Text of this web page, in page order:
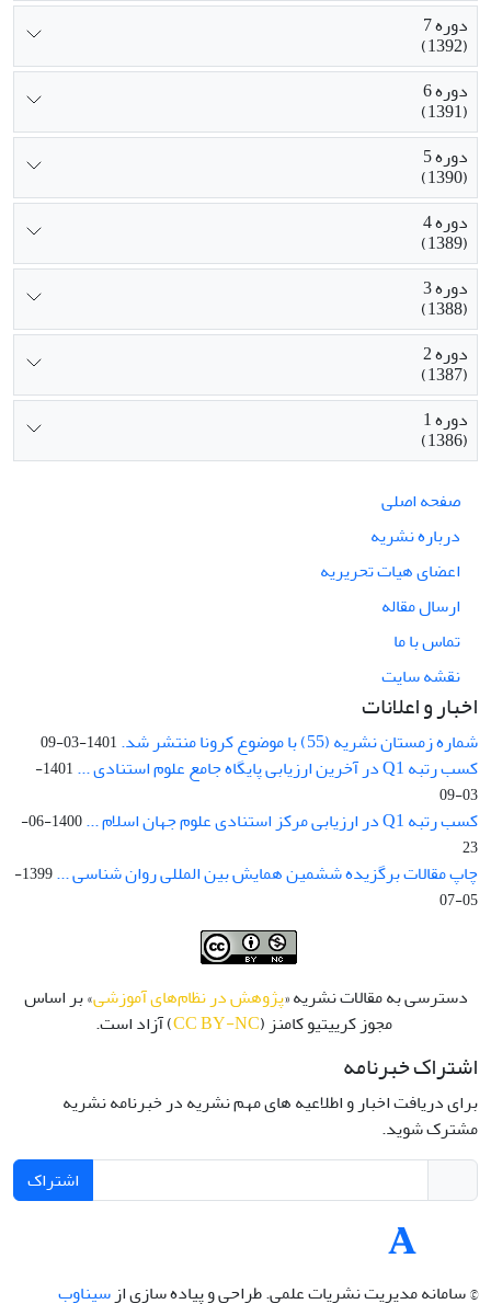
دوره 7
(1392)
دوره 6
(1391)
دوره 5
(1390)
دوره 4
(1389)
دوره 3
(1388)
دوره 2
(1387)
دوره 1
(1386)
صفحه اصلی
درباره نشریه
اعضای هیات تحریریه
ارسال مقاله
تماس با ما
نقشه سایت
اخبار و اعلانات
شماره زمستان نشریه (55) با موضوع کرونا منتشر شد. 1401-03-09
کسب رتبه Q1 در آخرین ارزیابی پایگاه جامع علوم استنادی ...
1401-
03-09
کسب رتبه Q1 در ارزیابی مرکز استنادی علوم جهان اسلام ...
1400-06-
23
چاپ مقالات برگزیده ششمین همایش بین المللی روان شناسی ...
1399-
05-07
دسترسی به مقالات نشریه «پژوهش در نظام‌های آموزشی» بر اساس
مجوز کرییتیو کامنز (CC BY-NC) آزاد است.
اشتراک خبرنامه
برای دریافت اخبار و اطلاعیه های مهم نشریه در خبرنامه نشریه
مشترک شوید.
اشتراک
© سامانه مدیریت نشریات علمی.طراحی و پیاده سازی از سیناوب